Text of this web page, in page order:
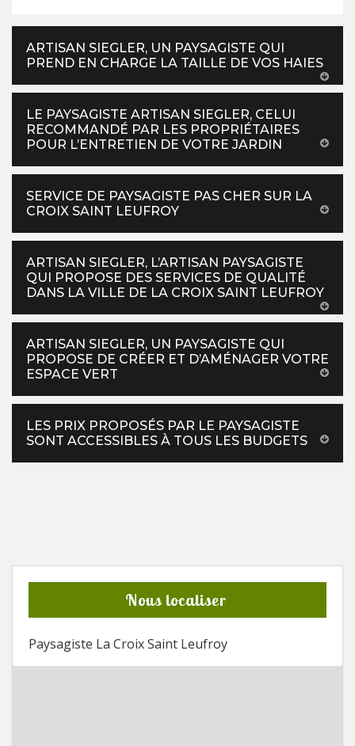
ARTISAN SIEGLER, UN PAYSAGISTE QUI
PREND EN CHARGE LA TAILLE DE VOS HAIES
LE PAYSAGISTE ARTISAN SIEGLER, CELUI
RECOMMANDÉ PAR LES PROPRIÉTAIRES
POUR L’ENTRETIEN DE VOTRE JARDIN
SERVICE DE PAYSAGISTE PAS CHER SUR LA
CROIX SAINT LEUFROY
ARTISAN SIEGLER, L’ARTISAN PAYSAGISTE
QUI PROPOSE DES SERVICES DE QUALITÉ
DANS LA VILLE DE LA CROIX SAINT LEUFROY
ARTISAN SIEGLER, UN PAYSAGISTE QUI
PROPOSE DE CRÉER ET D’AMÉNAGER VOTRE
ESPACE VERT
LES PRIX PROPOSÉS PAR LE PAYSAGISTE
SONT ACCESSIBLES À TOUS LES BUDGETS
Nous localiser
Paysagiste La Croix Saint Leufroy